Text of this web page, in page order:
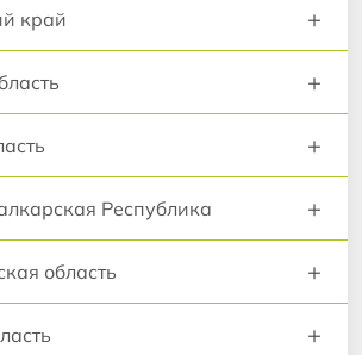
край +
+
+
Республика +
область +
+